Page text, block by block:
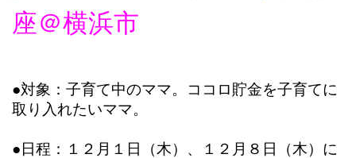
座＠横浜市
●対象：子育て中のママ。ココロ貯金を子育てに
取り入れたいママ。
●日程：１２月１日（木）、１２月８日（木）に